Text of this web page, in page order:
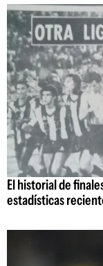
El historial de
estadísticas